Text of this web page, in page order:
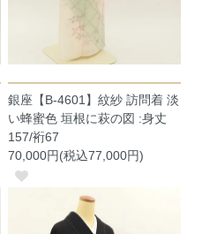
銀座【B-4601】紋紗 訪問着 淡
い蜂蜜色 垣根に萩の図 :身丈
157/裄67
70,000円(税込77,000円)